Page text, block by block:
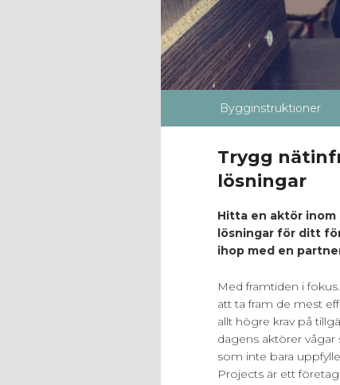
Bygginstruktioner
Trygg
lösningar
Hitta en aktör
lösningar för ditt
ihop med en
Med framtiden i
att ta fram de mest
allt högre krav på
dagens aktörer
som inte bara
Projects är ett